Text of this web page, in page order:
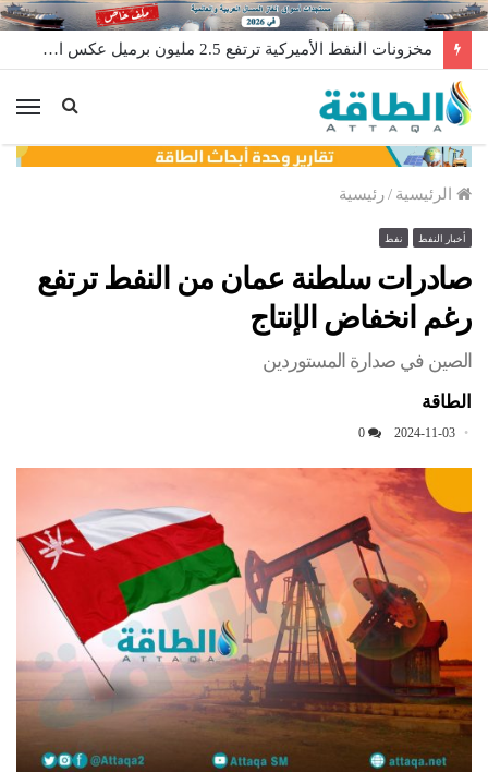
مخزونات النفط الأميركية ترتفع 2.5 مليون برميل عكس التوقعات
الرئيسية /رئيسية
أخبار النفط نفط
صادرات سلطنة عمان من النفط ترتفع
رغم انخفاض الإنتاج
الصين في صدارة المستوردين
الطاقة
2024-11-03
0